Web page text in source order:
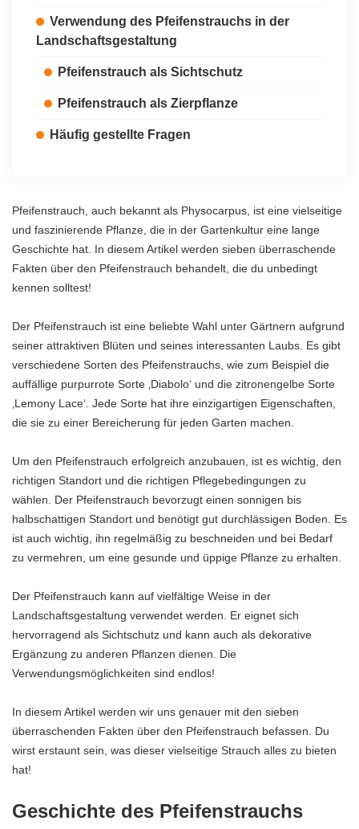
Verwendung des Pfeifenstrauchs in der
Landschaftsgestaltung
Pfeifenstrauch als Sichtschutz
Pfeifenstrauch als Zierpflanze
Häufig gestellte Fragen
Pfeifenstrauch, auch bekannt als Physocarpus, ist eine vielseitige
und faszinierende Pflanze, die in der Gartenkultur eine lange
Geschichte hat. In diesem Artikel werden sieben überraschende
Fakten über den Pfeifenstrauch behandelt, die du unbedingt
kennen solltest!
Der Pfeifenstrauch ist eine beliebte Wahl unter Gärtnern aufgrund
seiner attraktiven Blüten und seines interessanten Laubs. Es gibt
verschiedene Sorten des Pfeifenstrauchs, wie zum Beispiel die
auffällige purpurrote Sorte ‚Diabolo‘ und die zitronengelbe Sorte
‚Lemony Lace‘. Jede Sorte hat ihre einzigartigen Eigenschaften,
die sie zu einer Bereicherung für jeden Garten machen.
Um den Pfeifenstrauch erfolgreich anzubauen, ist es wichtig, den
richtigen Standort und die richtigen Pflegebedingungen zu
wählen. Der Pfeifenstrauch bevorzugt einen sonnigen bis
halbschattigen Standort und benötigt gut durchlässigen Boden. Es
ist auch wichtig, ihn regelmäßig zu beschneiden und bei Bedarf
zu vermehren, um eine gesunde und üppige Pflanze zu erhalten.
Der Pfeifenstrauch kann auf vielfältige Weise in der
Landschaftsgestaltung verwendet werden. Er eignet sich
hervorragend als Sichtschutz und kann auch als dekorative
Ergänzung zu anderen Pflanzen dienen. Die
Verwendungsmöglichkeiten sind endlos!
In diesem Artikel werden wir uns genauer mit den sieben
überraschenden Fakten über den Pfeifenstrauch befassen. Du
wirst erstaunt sein, was dieser vielseitige Strauch alles zu bieten
hat!
Geschichte des Pfeifenstrauchs